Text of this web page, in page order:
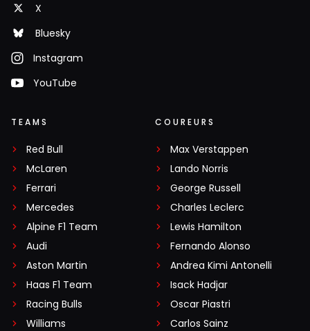
X
Bluesky
Instagram
YouTube
TEAMS
Red Bull
McLaren
Ferrari
Mercedes
Alpine F1 Team
Audi
Aston Martin
Haas F1 Team
Racing Bulls
Williams
COUREURS
Max Verstappen
Lando Norris
George Russell
Charles Leclerc
Lewis Hamilton
Fernando Alonso
Andrea Kimi Antonelli
Isack Hadjar
Oscar Piastri
Carlos Sainz